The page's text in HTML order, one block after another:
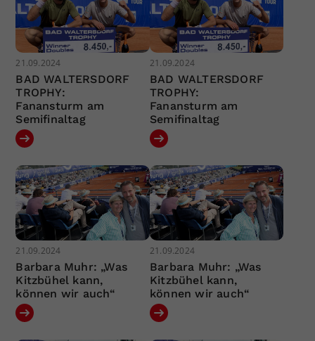
21.09.2024
BAD WALTERSDORF
TROPHY:
Fanansturm am
Semifinaltag
21.09.2024
BAD WALTERSDORF
TROPHY:
Fanansturm am
Semifinaltag
21.09.2024
Barbara Muhr: „Was
Kitzbühel kann,
können wir auch“
21.09.2024
Barbara Muhr: „Was
Kitzbühel kann,
können wir auch“